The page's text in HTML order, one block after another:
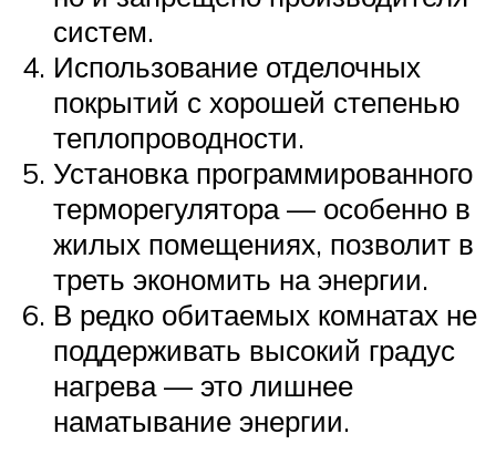
систем.
Использование отделочных
покрытий с хорошей степенью
теплопроводности.
Установка программированного
терморегулятора — особенно в
жилых помещениях, позволит в
треть экономить на энергии.
В редко обитаемых комнатах не
поддерживать высокий градус
нагрева — это лишнее
наматывание энергии.